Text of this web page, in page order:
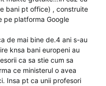
bani pt office) , construite
pe platforma Google
de mai bine de.4 ani s-au
knsa bani europeni au
ca sa stie cum sa
ce ministerul o avea
Insa pt ca unii profesori